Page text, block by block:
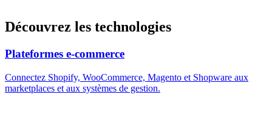
Découvrez les technologies
Plateformes e-commerce
Connectez Shopify, WooCommerce, Magento et Shopware aux
marketplaces et aux systèmes de gestion.